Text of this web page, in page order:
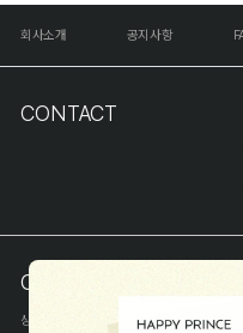
회사소개 공지사항
CONTACT
COMPANY INFO
상호 (주)해피프린스